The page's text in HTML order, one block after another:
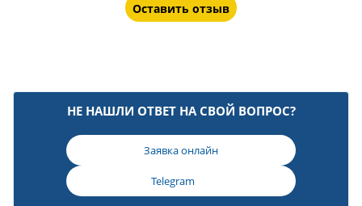
Оставить отзыв
НЕ НАШЛИ ОТВЕТ НА СВОЙ ВОПРОС?
Заявка онлайн
Telegram